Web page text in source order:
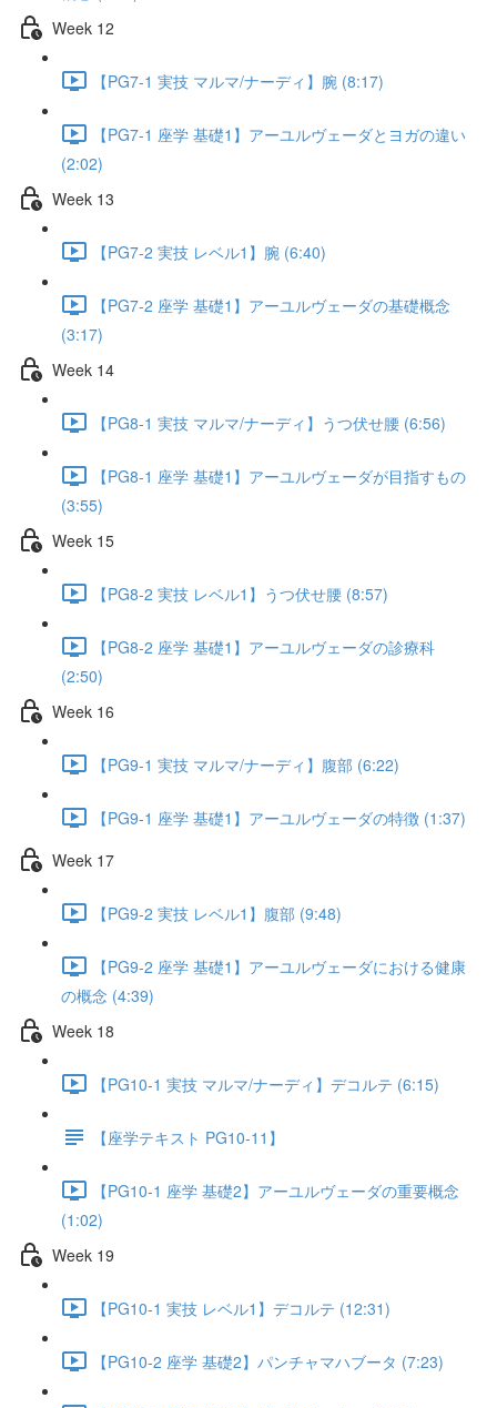
Week 12
【PG7-1 実技 マルマ/ナーディ】腕 (8:17)
【PG7-1 座学 基礎1】アーユルヴェーダとヨガの違い
(2:02)
Week 13
【PG7-2 実技 レベル1】腕 (6:40)
【PG7-2 座学 基礎1】アーユルヴェーダの基礎概念
(3:17)
Week 14
【PG8-1 実技 マルマ/ナーディ】うつ伏せ腰 (6:56)
【PG8-1 座学 基礎1】アーユルヴェーダが目指すもの
(3:55)
Week 15
【PG8-2 実技 レベル1】うつ伏せ腰 (8:57)
【PG8-2 座学 基礎1】アーユルヴェーダの診療科
(2:50)
Week 16
【PG9-1 実技 マルマ/ナーディ】腹部 (6:22)
【PG9-1 座学 基礎1】アーユルヴェーダの特徴 (1:37)
Week 17
【PG9-2 実技 レベル1】腹部 (9:48)
【PG9-2 座学 基礎1】アーユルヴェーダにおける健康
の概念 (4:39)
Week 18
【PG10-1 実技 マルマ/ナーディ】デコルテ (6:15)
【座学テキスト PG10-11】
【PG10-1 座学 基礎2】アーユルヴェーダの重要概念
(1:02)
Week 19
【PG10-1 実技 レベル1】デコルテ (12:31)
【PG10-2 座学 基礎2】パンチャマハブータ (7:23)